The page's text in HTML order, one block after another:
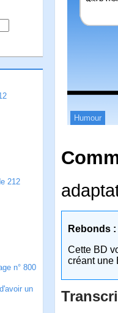
212
n° 800
un
Humour
Rebonds :
Cette BD
créant une